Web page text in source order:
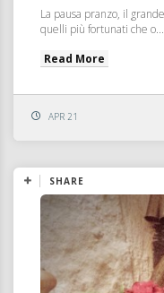
La pausa pranzo, il
quelli più fortunati che o...
Read More
APR 21
SHARE